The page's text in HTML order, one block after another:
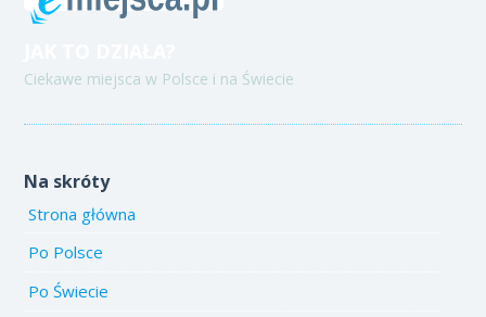
Ciekawe miejsca w Polsce i na Świecie
Na skróty
Strona główna
Po Polsce
Po Świecie